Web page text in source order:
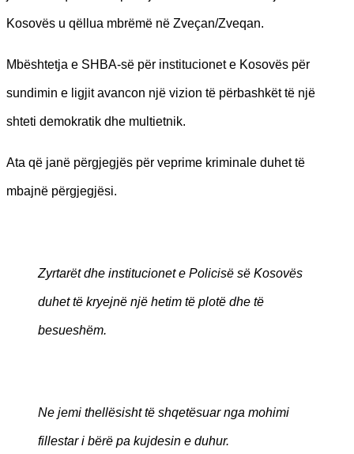
Kosovës u qëllua mbrëmë në Zveçan/Zveqan.
Mbështetja e SHBA-së për institucionet e Kosovës për
sundimin e ligjit avancon një vizion të përbashkët të një
shteti demokratik dhe multietnik.
Ata që janë përgjegjës për veprime kriminale duhet të
mbajnë përgjegjësi.
Zyrtarët dhe institucionet e Policisë së Kosovës
duhet të kryejnë një hetim të plotë dhe të
besueshëm.
Ne jemi thellësisht të shqetësuar nga mohimi
fillestar i bërë pa kujdesin e duhur.